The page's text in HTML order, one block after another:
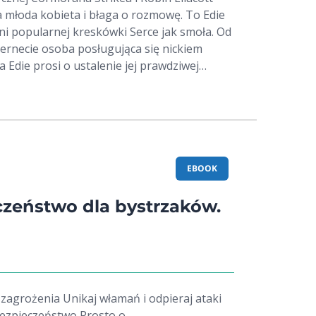
kobieta i błaga o rozmowę. To Edie
popularnej kreskówki Serce jak smoła. Od
osoba posługująca się nickiem
Edie prosi o ustalenie jej prawdziwej
popełniona wstrząsająca zbrodnia.
i nabrzmiałych konfliktów. Jednocześnie
nieudolnie próbują poukładać
życie osobiste. Robert Galbraith to pseudonim J.K. Rowling.
EBOOK
dla bystrzaków.
i odpieraj ataki